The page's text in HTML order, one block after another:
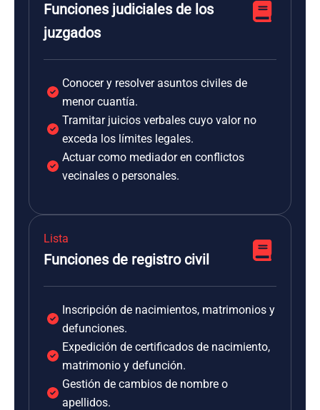
Funciones judiciales de los
juzgados
Conocer y resolver asuntos civiles de
menor cuantía.
Tramitar juicios verbales cuyo valor no
exceda los límites legales.
Actuar como mediador en conflictos
vecinales o personales.
Lista
Funciones de registro civil
Inscripción de nacimientos, matrimonios y
defunciones.
Expedición de certificados de nacimiento,
matrimonio y defunción.
Gestión de cambios de nombre o
apellidos.